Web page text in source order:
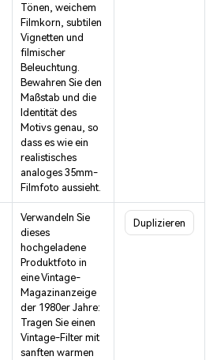
Tönen, weichem
Filmkorn, subtilen
Vignetten und
filmischer
Beleuchtung.
Bewahren Sie den
Maßstab und die
Identität des
Motivs genau, so
dass es wie ein
realistisches
analoges 35mm-
Filmfoto aussieht.
Verwandeln Sie
dieses
hochgeladene
Produktfoto in
eine Vintage-
Magazinanzeige
der 1980er Jahre:
Tragen Sie einen
Vintage-Filter mit
sanften warmen
Duplizieren